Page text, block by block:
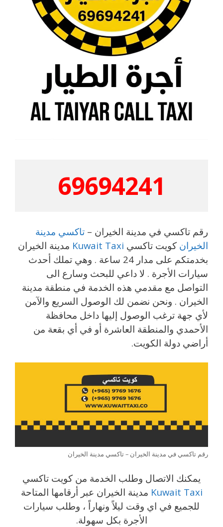
69694241
رقم تاكسي في مدينة الخيران – تاكسي مدينة
الخيران كويت تاكسي Kuwait Taxi مدينة الخيران
بخدمتكم على مدار 24 ساعة . وهي تملك أحدث
سيارات الأجرة . لا داعي للبحث وسارع الى
التواصل مع مقدمي هذه الخدمة في منطقة مدينة
الخيران . ونحن نضمن لك الوصول السريع والآمن
لأي جهة ترغب الوصول إليها داخل محافظة
الأحمدي والمنطقة العاشرة أو في أي بقعة من
أراضي دولة الكويت.
رقم تاكسي في مدينة الخيران – تاكسي مدينة الخيران
يمكنك الاتصال وطلب الخدمة من كويت تاكسي
Kuwait Taxi مدينة الخيران عبر أرقامها المتاحة
للجميع في اي وقت ليلاً ونهاراً ، وطلب سيارات
الأجرة بكل سهولة.